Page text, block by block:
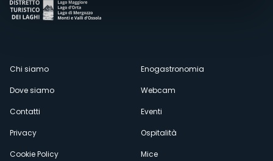
Menù
secondario
Chi siamo
Dove siamo
Contatti
Privacy
Cookie Policy
Enogastronomia
Webcam
Eventi
Ospitalità
Mice